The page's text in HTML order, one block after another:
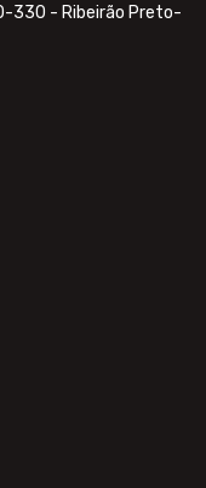
330 - Ribeirão Preto-